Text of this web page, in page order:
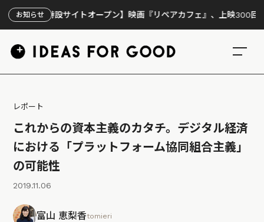
お知らせ
設サイトオープン】映画『リペアカフェ』、上映300回の先で見えて
レポート
これからの資本主義のカタチ。デジタル経済
における「プラットフォーム協同組合主義」
の可能性
2019.11.06
富山 恵梨香tomieri